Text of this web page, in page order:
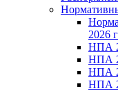
2026
НПА
НПА
НПА
НПА